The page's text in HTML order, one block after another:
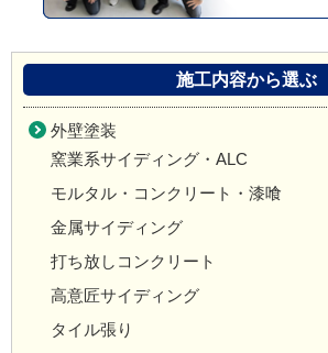
施工内容から選ぶ
外壁塗装
窯業系サイディング・ALC
モルタル・コンクリート・漆喰
金属サイディング
打ち放しコンクリート
高意匠サイディング
タイル張り